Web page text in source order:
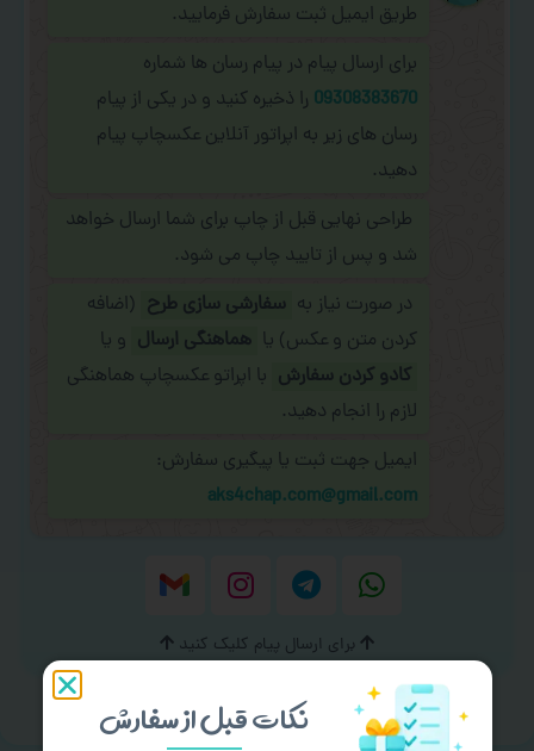
طریق ایمیل ثبت سفارش فرمایید.
برای ارسال پیام در پیام رسان ها شماره
09308383670 را ذخیره کنید و در یکی از پیام
رسان های زیر به اپراتور آنلاین عکسچاپ پیام
دهید.
طراحی نهایی قبل از چاپ برای شما ارسال خواهد
شد و پس از تایید چاپ می شود.
در صورت نیاز به سفارشی سازی طرح (اضافه
کردن متن و عکس) یا هماهنگی ارسال و یا
کادو کردن سفارش با اپراتو عکسچاپ هماهنگی
لازم را انجام دهید.
ایمیل جهت ثبت یا پیگیری سفارش:
aks4chap.com@gmail.com
برای ارسال پیام کلیک کنید
نکات قبل از سفارش